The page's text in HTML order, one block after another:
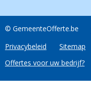
© GemeenteOfferte.be
Privacybeleid
Sitemap
Offertes voor uw bedrijf?